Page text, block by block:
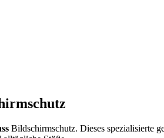
Bildschirmschutz. Dieses spezialisierte